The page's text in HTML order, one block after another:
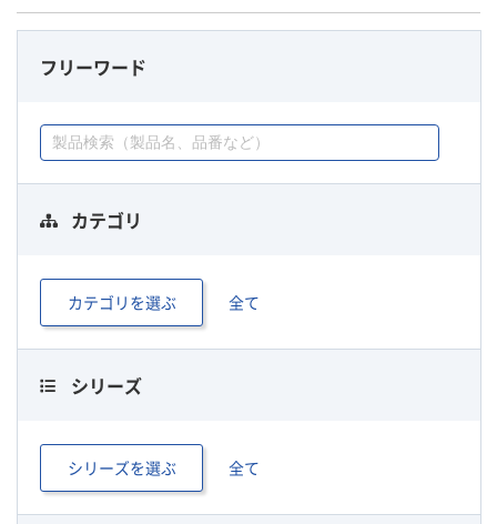
フリーワード
カテゴリ
カテゴリを選ぶ 全て
シリーズ
シリーズを選ぶ 全て